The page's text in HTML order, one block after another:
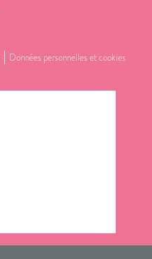
Données personnelles et cookies